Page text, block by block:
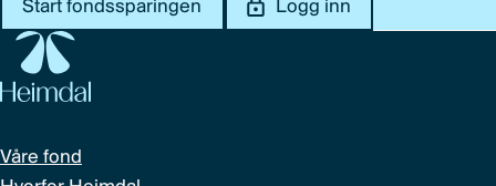
Start fondssparingen Logg inn
Våre fond